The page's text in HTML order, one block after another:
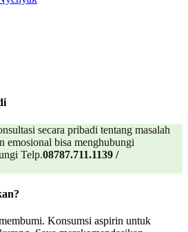
secara pribadi tentang masalah
emosional bisa menghubungi
Telp.08787.711.1139 /
Konsumsi aspirin untuk